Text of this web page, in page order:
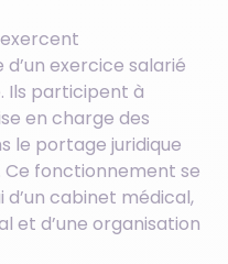
exercice salarié
Ils participent à
en charge des
le portage juridique
fonctionnement se
cabinet médical,
et d’une organisation